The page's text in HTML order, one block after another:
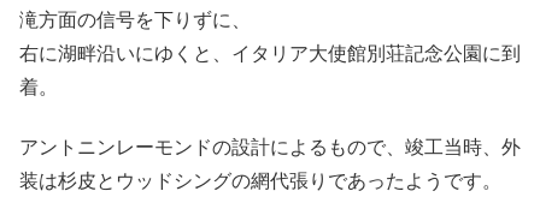
滝方面の信号を下りずに、
右に湖畔沿いにゆくと、イタリア大使館別荘記念公園に到
着。
アントニンレーモンドの設計によるもので、竣工当時、外
装は杉皮とウッドシングの網代張りであったようです。